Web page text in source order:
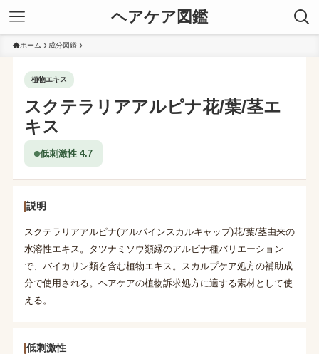
ヘアケア図鑑
ホーム 成分図鑑
植物エキス
スクテラリアアルピナ花/葉/茎エ
キス
低刺激性 4.7
説明
スクテラリアアルピナ(アルパインスカルキャップ)花/葉/茎由来の
水溶性エキス。タツナミソウ類縁のアルピナ種バリエーション
で、バイカリン類を含む植物エキス。スカルプケア処方の補助成
分で使用される。ヘアケアの植物訴求処方に適する素材として使
える。
低刺激性